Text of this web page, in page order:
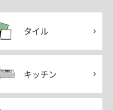
タイル
キッチン